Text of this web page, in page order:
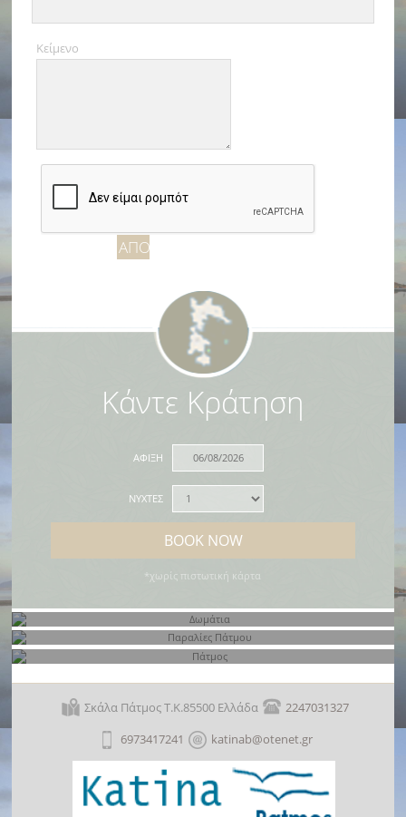
Κείμενο
Κάντε Κράτηση
ΑΦΙΞΗ
ΝΥΧΤΕΣ
BOOK NOW
*χωρίς πιστωτική κάρτα
Δωμάτια
Παραλίες Πάτμου
Πάτμος
Σκάλα Πάτμος Τ.Κ.85500 Ελλάδα
2247031327
6973417241
katinab@otenet.gr